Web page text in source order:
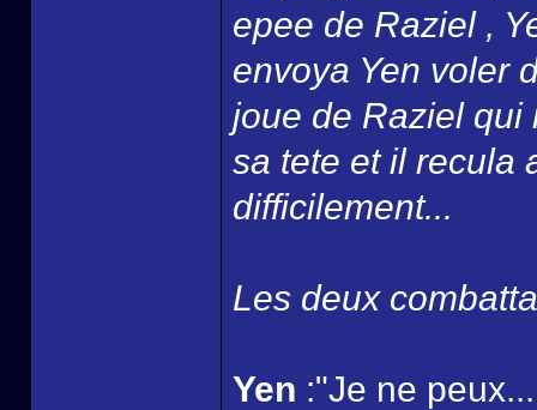
epee de Raziel ,
envoya Yen voler
joue de Raziel qui
sa tete et il recula
difficilement...
Les deux
Yen :"Je ne